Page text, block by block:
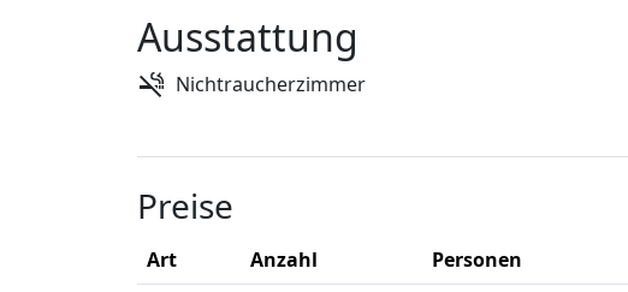
Ausstattung
Nichtraucherzimmer
Preise
Art Anzahl Personen